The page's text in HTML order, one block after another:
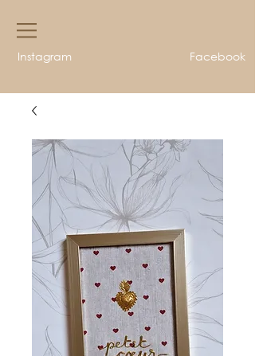
Instagram Facebook